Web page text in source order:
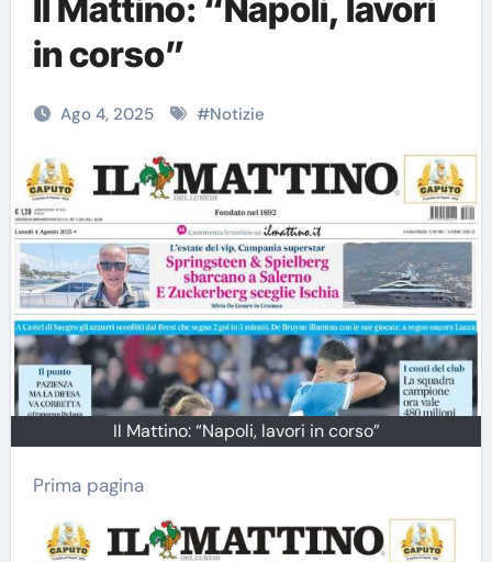
Il Mattino: “Napoli, lavori
in corso”
Ago 4, 2025 #Notizie
Il Mattino: “Napoli, lavori in corso”
Prima pagina